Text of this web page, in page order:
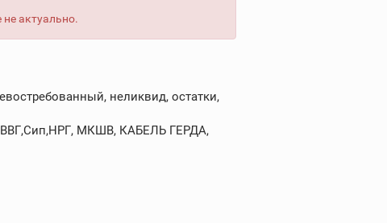
актуально.
неликвид, остатки,
МКШВ, КАБЕЛЬ ГЕРДА,